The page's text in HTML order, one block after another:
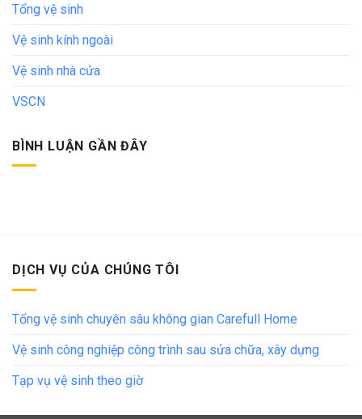
Tổng vệ sinh
Vệ sinh kính ngoài
Vệ sinh nhà cửa
VSCN
BÌNH LUẬN GẦN ĐÂY
DỊCH VỤ CỦA CHÚNG TÔI
Tổng vệ sinh chuyên sâu không gian Carefull Home
Vệ sinh công nghiệp công trình sau sửa chữa, xây dựng
Tạp vụ vệ sinh theo giờ